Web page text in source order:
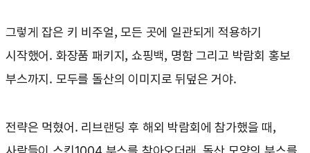
그렇게 잡은 키 비주얼, 모든 곳에 일관되게 적용하기
시작했어. 화장품 패키지, 쇼핑백, 명함 그리고 박람회 홍보
부스까지. 모두를 돌산의 이미지로 뒤덮은 거야.
전략은 먹혔어. 리브랜딩 후 해외 박람회에 참가했을 때,